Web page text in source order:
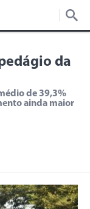
da
de 39,3%
ainda maior